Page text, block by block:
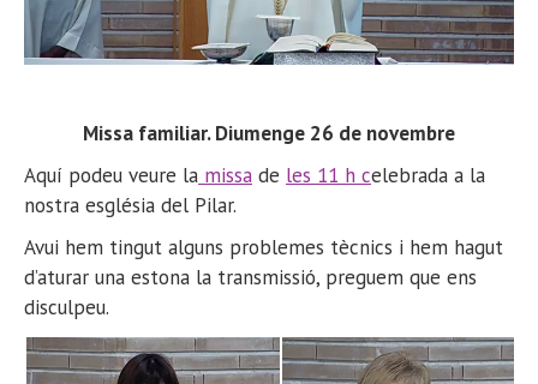
Missa familiar. Diumenge 26 de novembre
Aquí podeu veure la missa de les 11 h celebrada a la
nostra església del Pilar.
Avui hem tingut alguns problemes tècnics i hem hagut
d’aturar una estona la transmissió, preguem que ens
disculpeu.